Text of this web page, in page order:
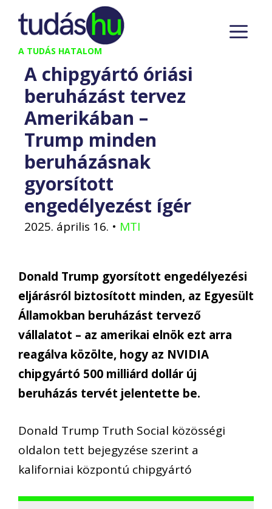
Kilépés
tartalomba
A TUDÁS HATALOM
A chipgyártó óriási
beruházást tervez
Amerikában –
Trump minden
beruházásnak
gyorsított
engedélyezést ígér
2025. április 16. • MTI
Donald Trump gyorsított engedélyezési
eljárásról biztosított minden, az Egyesült
Államokban beruházást tervező
vállalatot – az amerikai elnök ezt arra
reagálva közölte, hogy az NVIDIA
chipgyártó 500 milliárd dollár új
beruházás tervét jelentette be.
Donald Trump Truth Social közösségi
oldalon tett bejegyzése szerint a
kaliforniai központú chipgyártó